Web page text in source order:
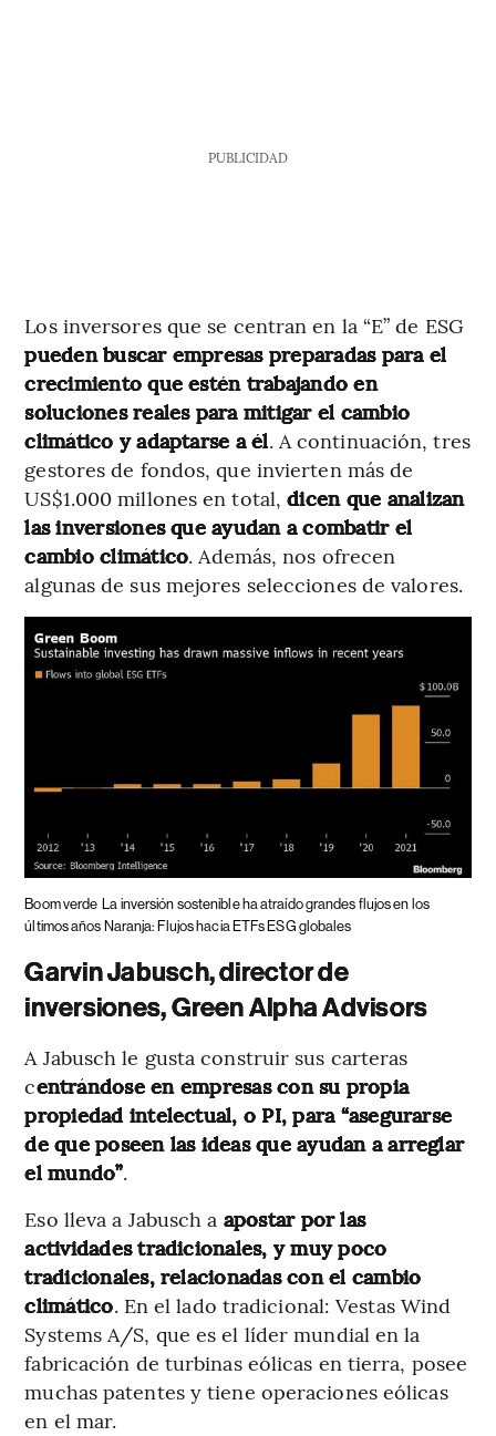
PUBLICIDAD
Los inversores que se centran en la “E” de ESG
pueden buscar empresas preparadas para el
crecimiento que estén trabajando en
soluciones reales para mitigar el cambio
climático y adaptarse a él. A continuación, tres
gestores de fondos, que invierten más de
US$1.000 millones en total,dicen que analizan
las inversiones que ayudan a combatir el
cambio climático. Además, nos ofrecen
algunas de sus mejores selecciones de valores.
Boom verde La inversión sostenible ha atraído grandes flujos en los
últimos años Naranja: Flujos hacia ETFs ESG globales
Garvin Jabusch, director de
inversiones, Green Alpha Advisors
A Jabusch le gusta construir sus carteras
centrándose en empresas con su propia
propiedad intelectual, o PI, para “asegurarse
de que poseen las ideas que ayudan a arreglar
el mundo”.
Eso lleva a Jabusch a apostar por las
actividades tradicionales, y muy poco
tradicionales, relacionadas con el cambio
climático. En el lado tradicional: Vestas Wind
Systems A/S, que es el líder mundial en la
fabricación de turbinas eólicas en tierra, posee
muchas patentes y tiene operaciones eólicas
en el mar.